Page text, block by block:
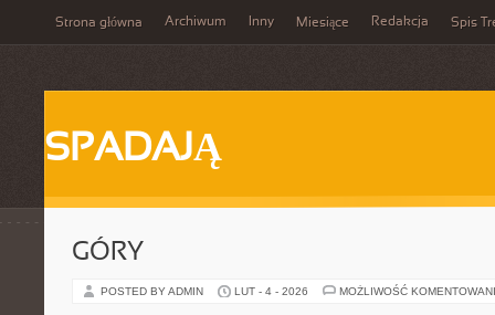
Strona główna Archiwum Inny Miesiące Redakcja Spis
SPADAJĄ
GÓRY
POSTED BY ADMIN LUT - 4 - 2026 MOŻLIWOŚĆ